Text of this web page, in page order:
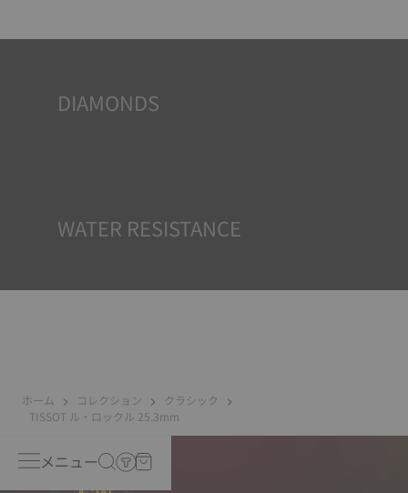
DIAMONDS
WATER RESISTANCE
ホーム コレクション
クラシック
TISSOT ル・ロックル 25.3mm
メニュー